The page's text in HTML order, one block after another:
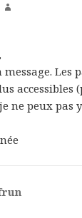
Les
accessibles
ne peux pas